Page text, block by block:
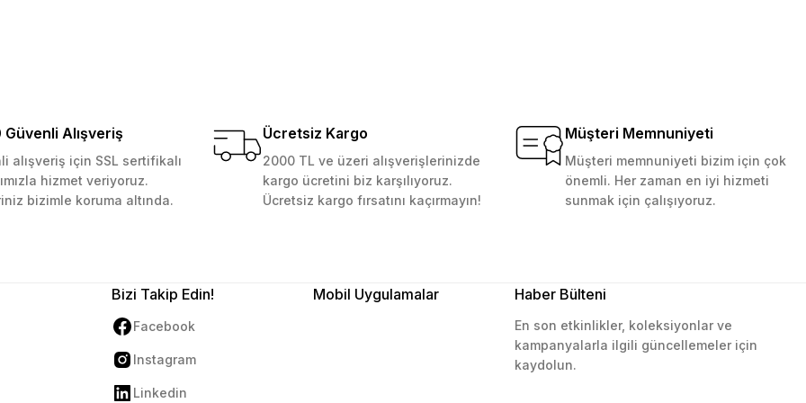
Güvenli Alışveriş
alışveriş için SSL sertifikalı
hizmet veriyoruz.
bizimle koruma altında.
Ücretsiz Kargo
2000 TL ve üzeri alışverişlerinizde
kargo ücretini biz karşılıyoruz.
Ücretsiz kargo fırsatını kaçırmayın!
Müşteri Memnuniyeti
Müşteri memnuniyeti bizim için çok
önemli. Her zaman en iyi hizmeti
sunmak için çalışıyoruz.
Bizi Takip Edin!
Facebook
Instagram
Linkedin
Mobil Uygulamalar Haber Bülteni
En son etkinlikler, koleksiyonlar ve
kampanyalarla ilgili güncellemeler için
kaydolun.